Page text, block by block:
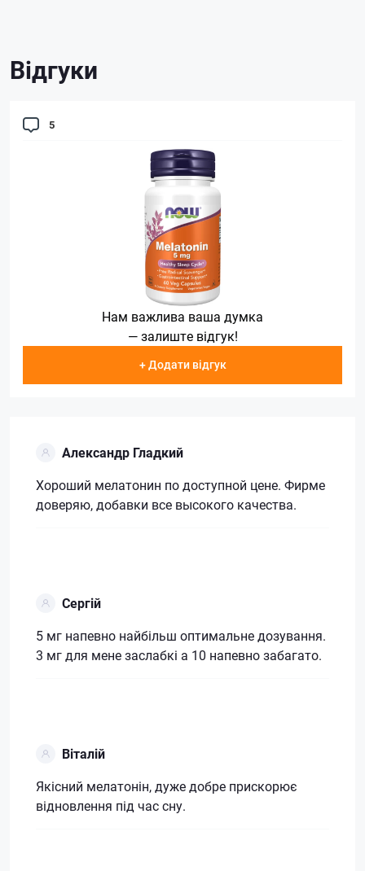
Відгуки
5
Нам важлива ваша думка
— залиште відгук!
+ Додати відгук
Александр Гладкий
Хороший мелатонин по доступной цене. Фирме
доверяю, добавки все высокого качества.
Сергій
5 мг напевно найбільш оптимальне дозування.
3 мг для мене заслабкі а 10 напевно забагато.
Віталій
Якісний мелатонін, дуже добре прискорює
відновлення під час сну.